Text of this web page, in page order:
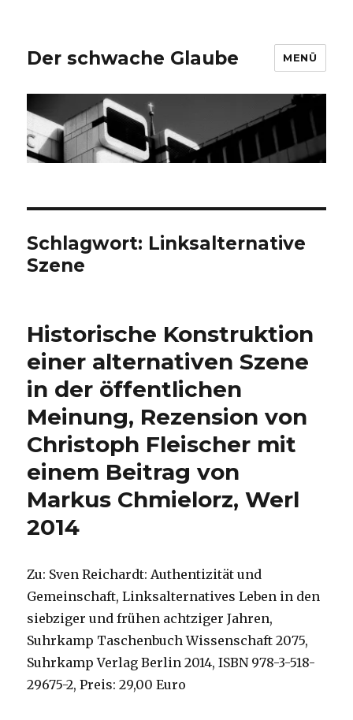
Der schwache Glaube MENÜ
Schlagwort: Linksalternative
Szene
Historische Konstruktion
einer alternativen Szene
in der öffentlichen
Meinung, Rezension von
Christoph Fleischer mit
einem Beitrag von
Markus Chmielorz, Werl
2014
Zu: Sven Reichardt: Authentizität und
Gemeinschaft, Linksalternatives Leben in den
siebziger und frühen achtziger Jahren,
Suhrkamp Taschenbuch Wissenschaft 2075,
Suhrkamp Verlag Berlin 2014, ISBN 978-3-518-
29675-2, Preis: 29,00 Euro